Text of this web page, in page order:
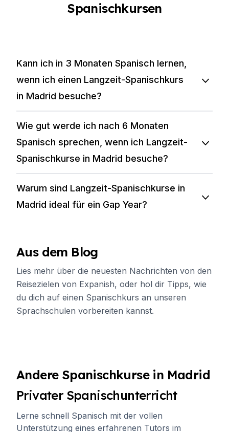
Spanischkursen
Kann ich in 3 Monaten Spanisch lernen,
wenn ich einen Langzeit-Spanischkurs
in Madrid besuche?
Wie gut werde ich nach 6 Monaten
Spanisch sprechen, wenn ich Langzeit-
Spanischkurse in Madrid besuche?
Warum sind Langzeit-Spanischkurse in
Madrid ideal für ein Gap Year?
Aus dem Blog
Lies mehr über die neuesten Nachrichten von den
Reisezielen von Expanish, oder hol dir Tipps, wie
du dich auf einen Spanischkurs an unseren
Sprachschulen vorbereiten kannst.
Andere Spanischkurse in Madrid
Privater Spanischunterricht
Lerne schnell Spanisch mit der vollen
Unterstützung eines erfahrenen Tutors im